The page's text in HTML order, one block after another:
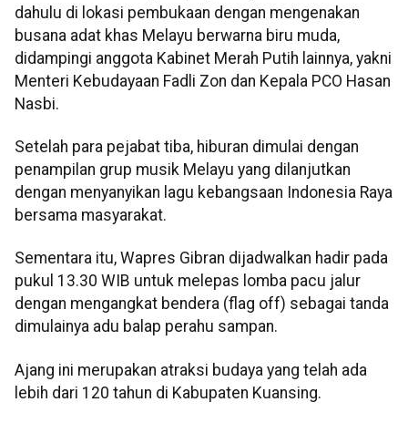
dahulu di lokasi pembukaan dengan mengenakan
busana adat khas Melayu berwarna biru muda,
didampingi anggota Kabinet Merah Putih lainnya, yakni
Menteri Kebudayaan Fadli Zon dan Kepala PCO Hasan
Nasbi.
Setelah para pejabat tiba, hiburan dimulai dengan
penampilan grup musik Melayu yang dilanjutkan
dengan menyanyikan lagu kebangsaan Indonesia Raya
bersama masyarakat.
Sementara itu, Wapres Gibran dijadwalkan hadir pada
pukul 13.30 WIB untuk melepas lomba pacu jalur
dengan mengangkat bendera (flag off) sebagai tanda
dimulainya adu balap perahu sampan.
Ajang ini merupakan atraksi budaya yang telah ada
lebih dari 120 tahun di Kabupaten Kuansing.